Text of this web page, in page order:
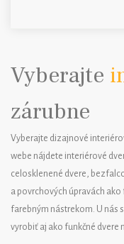
Vyberajte
zárubne
Vyberajte dizajnové
webe nájdete interiérové
celosklenené dvere,
a povrchových úpravách
farebným nástrekom. U nás
vyrobiť aj ako funkčné dvere